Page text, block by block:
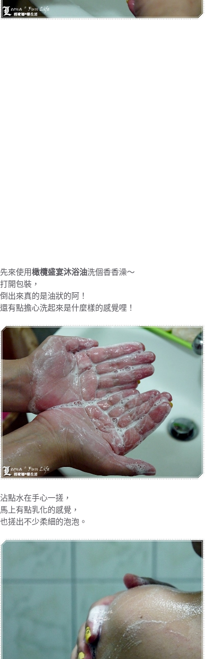
先來使用橄欖盛宴沐浴油洗個香香澡～
打開包裝，
倒出來真的是油狀的阿！
還有點擔心洗起來是什麼樣的感覺哩！
沾點水在手心一搓，
馬上有點乳化的感覺，
也搓出不少柔細的泡泡。